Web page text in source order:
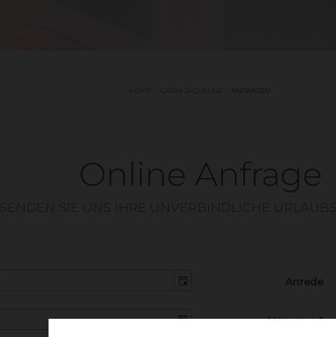
ANFRAGEN
Online Anfrage
SENDEN SIE UNS IHRE UNVERBINDLICHE
Anrede
Vorname*